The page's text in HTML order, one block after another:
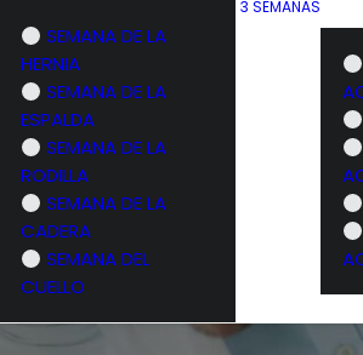
SEMANA DE LA
HERNIA
SEMANA DE LA
ESPALDA
SEMANA DE LA
RODILLA
SEMANA DE LA
CADERA
SEMANA DEL
CUELLO
3 SEMANAS